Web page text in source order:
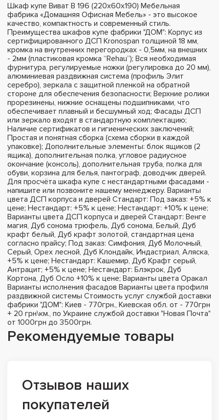
Шкаф купе Виват В 196 (220х60х190) Мебельная
фабрика «Домашняя Офисная Мебель» - это высокое
качество, компактность и современный стиль.
Преимущества шкафов купе фабрики "ДОМ": Корпус из
сертифицированного ДСП Kronospan толщиной 18 мм,
кромка на внутренних перегородках - 0,5мм, на внешних
- 2мм (пластиковая кромка “Rehau”); Вся необходимая
фурнитура, регулируемые ножки (регулировка до 20 мм),
алюминиевая раздвижная система (профиль Элит
серебро), зеркала с защитной пленкой на обратной
стороне для обеспечения безопасности; Верхние ролики
прорезинены, нижние оснащены подшипниками, что
обеспечивает плавный и бесшумный ход; Фасады ДСП
или зеркало входят в стандартную комплектацию;
Наличие сертификатов и гигиенических заключений;
Простая и понятная сборка (схема сборки в каждой
упаковке); Дополнительные элементы: блок ящиков (2
ящика), дополнительная полка, угловое радиусное
окончание (консоль), дополнительная труба, полка для
обуви, корзина для белья, пантограф, доводчик дверей.
Для просчёта шкафа купе с нестандартными фасадами -
напишите или позвоните нашему менеджеру. Варианты
цвета ДСП корпуса и дверей Стандарт: Под заказ: +5% к
цене; Нестандарт: +5% к цене; Нестандарт: +10% к цене;
Варианты цвета ДСП корпуса и дверей Стандарт: Венге
магия, Дуб сонома трюфель, Дуб сонома, Белый, Дуб
крафт белый, Дуб крафт золотой, стандартная цена
согласно прайсу; Под заказ: Симфония, Дуб Молочный,
Серый, Орех лесной, Дуб Клондайк, Индастриал, Аляска,
+5% к цене; Нестандарт: Кашемир, Дуб Крафт серый,
Антрацит; +5% к цене; Нестандарт: Блэкрок, Дуб
Кортона, Дуб Осло +10% к цене; Варианты цвета Оракал
Варианты исполнения фасадов Варианты цвета профиля
раздвижной системы Стоимость услуг службой доставки
фабрики "ДОМ": Киев - 770грн., Киевская обл. от - 770грн
+ 20 грн\км., по Украине службой доставки "Новая Почта"
от 1000грн до 3500грн.
Рекомендуемые товары
Отзывов наших
покупателей